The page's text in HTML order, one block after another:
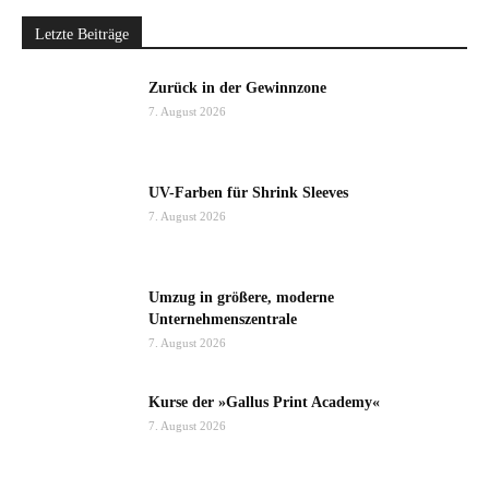
Letzte Beiträge
Zurück in der Gewinnzone
7. August 2026
UV-Farben für Shrink Sleeves
7. August 2026
Umzug in größere, moderne
Unternehmenszentrale
7. August 2026
Kurse der »Gallus Print Academy«
7. August 2026